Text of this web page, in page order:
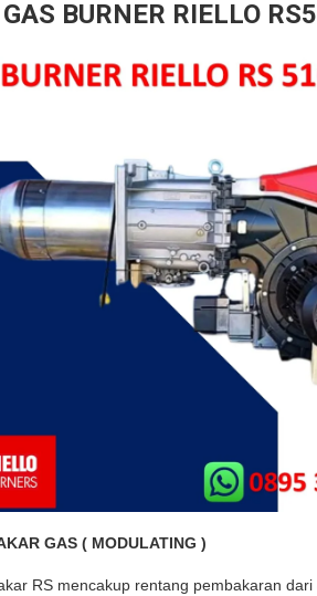
BURNER RIELLO
GAS ( MODULATING )
RS mencakup rentang pembakaran